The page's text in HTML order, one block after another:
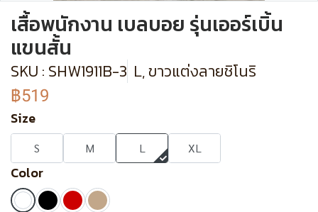
เสื้อพนักงาน เบลบอย รุ่นเออร์เบิ้น
แขนสั้น
SKU : SHW1911B-3 L, ขาวแต่งลายชิโนริ
฿519
Size
S M L XL
Color